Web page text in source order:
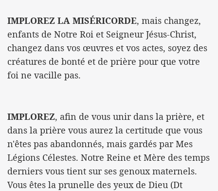
IMPLOREZ LA MISÉRICORDE, mais changez,
enfants de Notre Roi et Seigneur Jésus-Christ,
changez dans vos œuvres et vos actes, soyez des
créatures de bonté et de prière pour que votre
foi ne vacille pas.
IMPLOREZ, afin de vous unir dans la prière, et
dans la prière vous aurez la certitude que vous
n'êtes pas abandonnés, mais gardés par Mes
Légions Célestes. Notre Reine et Mère des temps
derniers vous tient sur ses genoux maternels.
Vous êtes la prunelle des yeux de Dieu (Dt